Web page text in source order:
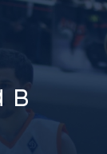
в